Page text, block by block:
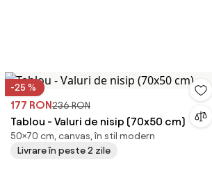
-25 %
177 RON236 RON
Tablou - Valuri de nisip (70x50 cm)
50×70 cm, canvas, în stil modern
Livrare în peste 2 zile